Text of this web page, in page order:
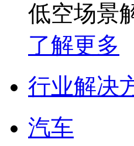
低空场景
了解更多
行业解决
汽车